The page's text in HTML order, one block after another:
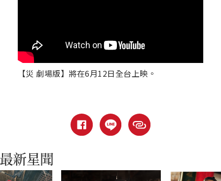
【災 劇場版】將在6月12日全台上映。